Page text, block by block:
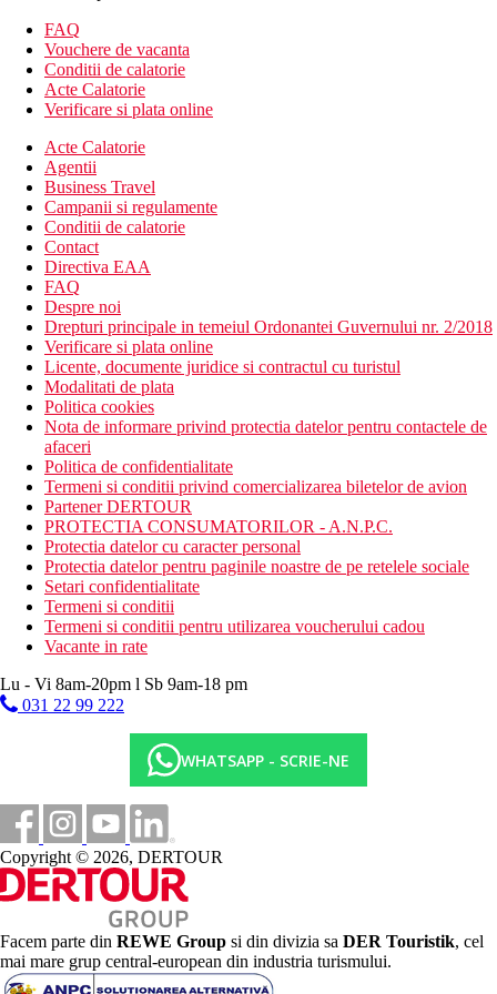
Hotelul complet renovat in 2018 dispune de:
un restaurant principal
2 baruri
383 camere
3 lifturi
Wi-Fi gratuit
Descrierea plajei
plaja publica, larga, nisipoasa
la aprox. 300 m de hotel (accesibila prin trepte)
sezlonguri si umbrele disponibile contra cost
Activitati sportive gratuite
2 piscine (inclusiv 1 incalzita sezonier)
jacuzzi
divertisment
piscina pentru copii
loc de joaca
Activitati sportive contra cost
biliard
Masa
All Inclusive (AI):
Mic dejun, pranz si cina tip bufet, cu gustari, cafea, ceai si
prajituri intre mese.
Bauturile alcoolice si nealcoolice locale sunt disponibile
gratuit intre orele 11:00 si 23:00.
Categoria oficiala
3 stele
Site web
https://www.lopesan.com/en/hotels/spain/gran-canaria/playa-del-
ingles/abora-continental
100 m
Centrul orasului
30 km
Distanta de cel mai apropiat aeroport
Magazine
200 m
FAQ
Vouchere de vacanta
Conditii de calatorie
Acte Calatorie
Verificare si plata online
Acte Calatorie
Agentii
Business Travel
Campanii si regulamente
Conditii de calatorie
Contact
Directiva EAA
FAQ
Despre noi
Drepturi principale in temeiul Ordonantei Guvernului nr. 2/2018
Verificare si plata online
Licente, documente juridice si contractul cu turistul
Modalitati de plata
Politica cookies
Nota de informare privind protectia datelor pentru contactele de
afaceri
Politica de confidentialitate
Termeni si conditii privind comercializarea biletelor de avion
Partener DERTOUR
PROTECTIA CONSUMATORILOR - A.N.P.C.
Protectia datelor cu caracter personal
Protectia datelor pentru paginile noastre de pe retelele sociale
Setari confidentialitate
Termeni si conditii
Termeni si conditii pentru utilizarea voucherului cadou
Vacante in rate
Lu - Vi 8am-20pm l Sb 9am-18 pm
031 22 99 222
WHATSAPP - SCRIE-NE
Copyright © 2026, DERTOUR
Facem parte din REWE Group si din divizia sa DER Touristik, cel
mai mare grup central-european din industria turismului.